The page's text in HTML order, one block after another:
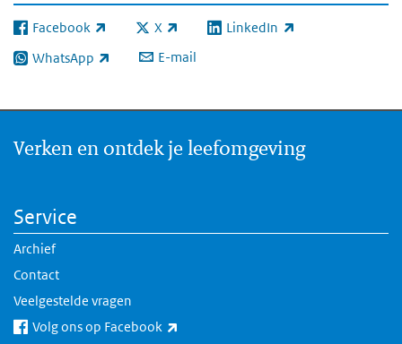
Facebook
(externe link) X
(externe link) LinkedIn
(externe link)
WhatsApp
(externe link) E-mail
Verken en ontdek je leefomgeving
Service
Archief
Contact
Veelgestelde vragen
Volg ons op Facebook